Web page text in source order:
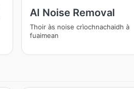
AI Noise Removal
Thoir às noise crìochnachaidh à
fuaimean